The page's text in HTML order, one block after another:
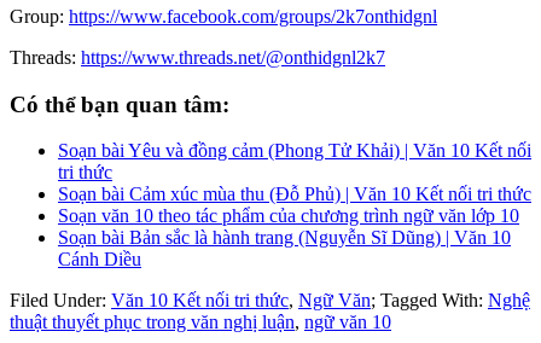
Group: https://www.facebook.com/groups/2k7onthidgnl
Threads: https://www.threads.net/@onthidgnl2k7
Có thể bạn quan tâm:
Soạn bài Yêu và đồng cảm (Phong Tử Khải) | Văn 10 Kết nối
tri thức
Soạn bài Cảm xúc mùa thu (Đỗ Phủ) | Văn 10 Kết nối tri thức
Soạn văn 10 theo tác phẩm của chương trình ngữ văn lớp 10
Soạn bài Bản sắc là hành trang (Nguyễn Sĩ Dũng) | Văn 10
Cánh Diều
Filed Under: Văn 10 Kết nối tri thức, Ngữ Văn; Tagged With: Nghệ
thuật thuyết phục trong văn nghị luận, ngữ văn 10